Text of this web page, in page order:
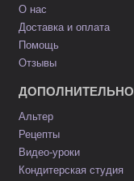
О нас
Доставка и оплата
Помощь
Отзывы
ДОПОЛНИТЕЛЬНО
Альтер
Рецепты
Видео-уроки
Кондитерская студия